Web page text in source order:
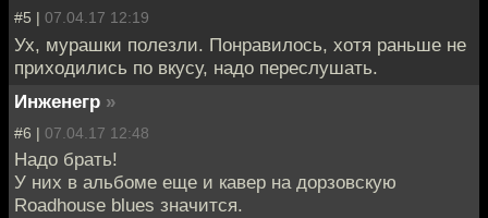
#5 | 07.04.17 12:19
Ух, мурашки полезли. Понравилось, хотя раньше не
приходились по вкусу, надо переслушать.
Инженегр »
#6 | 07.04.17 12:48
Надо брать!
У них в альбоме еще и кавер на дорзовскую
Roadhouse blues значится.